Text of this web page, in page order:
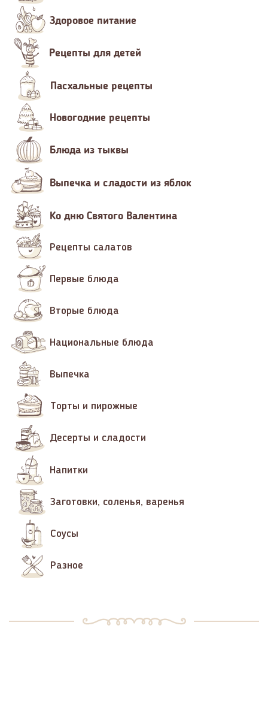
Здоровое питание
Рецепты для детей
Пасхальные рецепты
Новогодние рецепты
Блюда из тыквы
Выпечка и сладости из яблок
Ко дню Святого Валентина
Рецепты салатов
Первые блюда
Вторые блюда
Национальные блюда
Выпечка
Торты и пирожные
Десерты и сладости
Напитки
Заготовки, соленья, варенья
Соусы
Разное